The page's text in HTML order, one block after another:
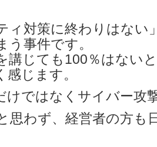
ィ対策に終わりはない
う事件です。
講じても100％はない
感じます。
けではなくサイバー攻
思わず、経営者の方も